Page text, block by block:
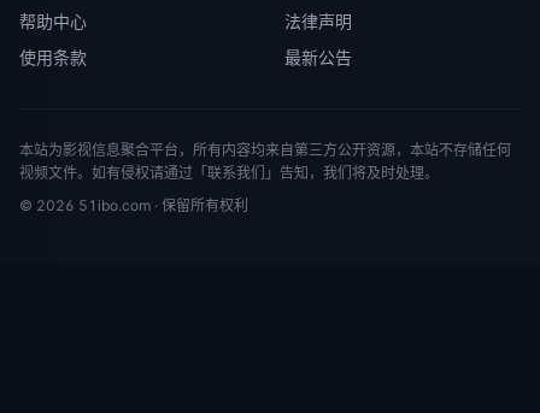
帮助中心
法律声明
使用条款
最新公告
本站为影视信息聚合平台，所有内容均来自第三方公开资源，本站不存储任何
视频文件。如有侵权请通过「联系我们」告知，我们将及时处理。
© 2026 51ibo.com · 保留所有权利